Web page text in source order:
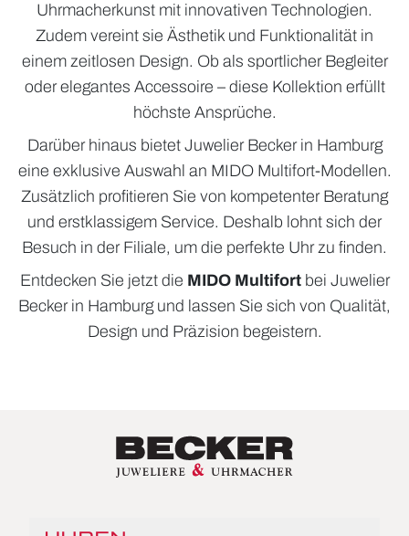
Uhrmacherkunst mit innovativen Technologien.
Zudem vereint sie Ästhetik und Funktionalität in
einem zeitlosen Design. Ob als sportlicher Begleiter
oder elegantes Accessoire – diese Kollektion erfüllt
höchste Ansprüche.
Darüber hinaus bietet Juwelier Becker in Hamburg
eine exklusive Auswahl an MIDO Multifort-Modellen.
Zusätzlich profitieren Sie von kompetenter Beratung
und erstklassigem Service. Deshalb lohnt sich der
Besuch in der Filiale, um die perfekte Uhr zu finden.
Entdecken Sie jetzt die MIDO Multifortbei Juwelier
Becker in Hamburg und lassen Sie sich von Qualität,
Design und Präzision begeistern.